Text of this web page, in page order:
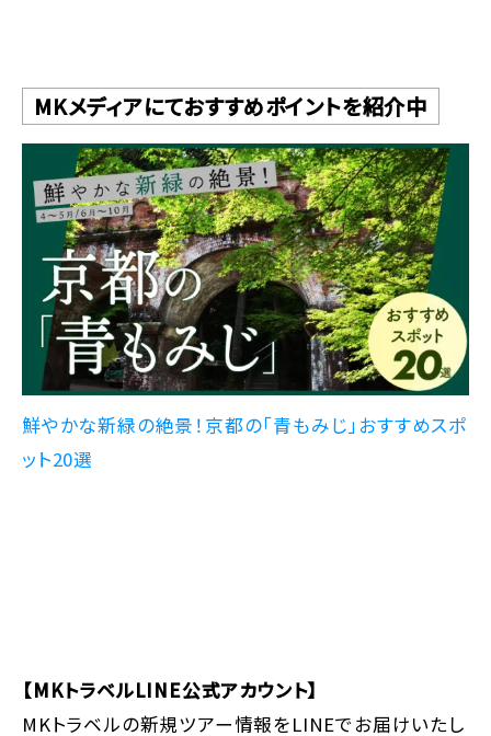
MKメディアにておすすめポイントを紹介中
鮮やかな新緑の絶景！京都の「青もみじ」おすすめスポ
ット20選
【MKトラベルLINE公式アカウント】
MKトラベルの新規ツアー情報をLINEでお届けいたし